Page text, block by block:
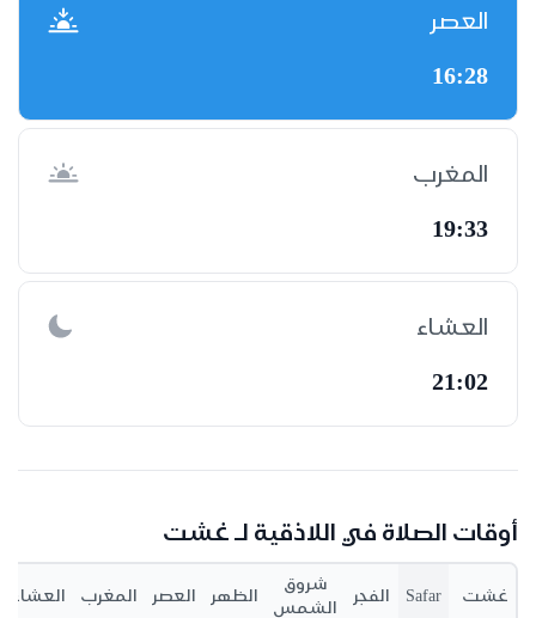
العصر
16:28
المغرب
19:33
العشاء
21:02
أوقات الصلاة في اللاذقية لـ غشت
غشت Safar الفجر
شروق
الشمس
الظهر العصر المغرب العشاء